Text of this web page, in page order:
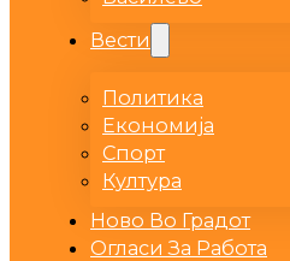
Вести
Политика
Економија
Спорт
Култура
Ново Во Градот
Огласи За Работа